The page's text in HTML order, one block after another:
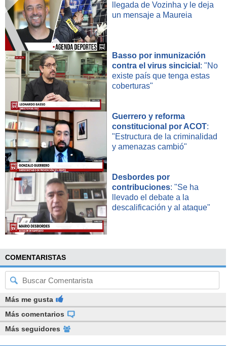
llegada de Vozinha y le deja
un mensaje a Maureia
Basso por inmunización
contra el virus sincicial : "No
existe país que tenga estas
coberturas"
Guerrero y reforma
constitucional por ACOT:
"Estructura de la criminalidad
y amenazas cambió"
Desbordes por
contribuciones: "Se ha
llevado el debate a la
descalificación y al ataque"
COMENTARISTAS
Más me gusta
Más comentarios
Más seguidores